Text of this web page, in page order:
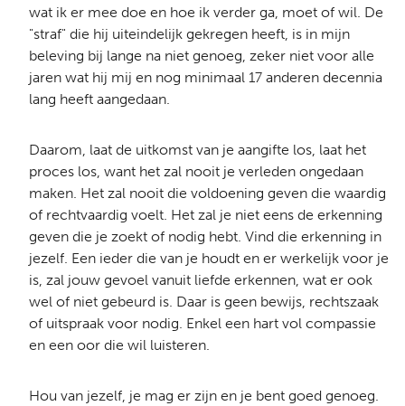
wat ik er mee doe en hoe ik verder ga, moet of wil. De
"straf" die hij uiteindelijk gekregen heeft, is in mijn
beleving bij lange na niet genoeg, zeker niet voor alle
jaren wat hij mij en nog minimaal 17 anderen decennia
lang heeft aangedaan.
Daarom, laat de uitkomst van je aangifte los, laat het
proces los, want het zal nooit je verleden ongedaan
maken. Het zal nooit die voldoening geven die waardig
of rechtvaardig voelt. Het zal je niet eens de erkenning
geven die je zoekt of nodig hebt. Vind die erkenning in
jezelf. Een ieder die van je houdt en er werkelijk voor je
is, zal jouw gevoel vanuit liefde erkennen, wat er ook
wel of niet gebeurd is. Daar is geen bewijs, rechtszaak
of uitspraak voor nodig. Enkel een hart vol compassie
en een oor die wil luisteren.
Hou van jezelf, je mag er zijn en je bent goed genoeg.